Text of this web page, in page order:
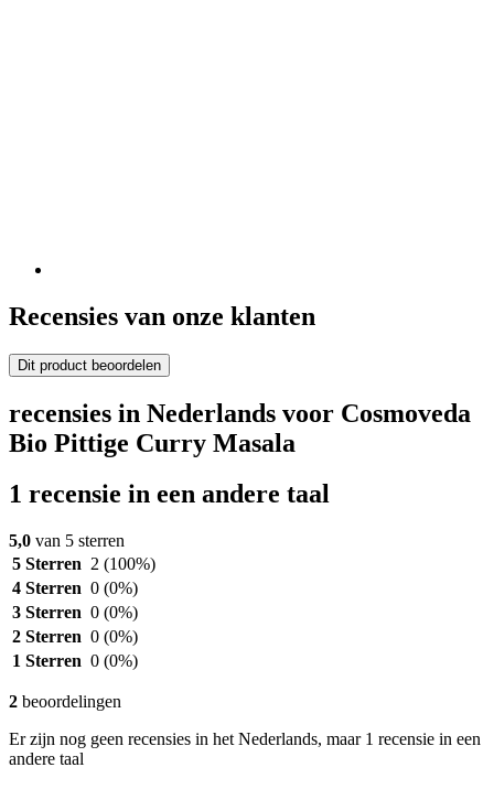
Recensies van onze klanten
Dit product beoordelen
recensies in Nederlands voor Cosmoveda
Bio Pittige Curry Masala
1 recensie in een andere taal
5,0 van 5 sterren
5 Sterren 2 (100%)
4 Sterren 0 (0%)
3 Sterren 0 (0%)
2 Sterren 0 (0%)
1 Sterren 0 (0%)
2 beoordelingen
Er zijn nog geen recensies in het Nederlands, maar 1 recensie in een
andere taal